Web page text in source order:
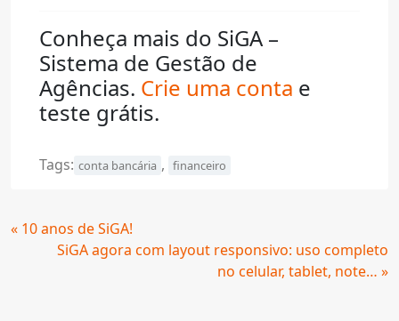
Conheça mais do SiGA –
Sistema de Gestão de
Agências. Crie uma conta e
teste grátis.
Tags: conta bancária , financeiro
Continue
« 10 anos de SiGA!
SiGA agora com layout responsivo: uso completo
no celular, tablet, note… »